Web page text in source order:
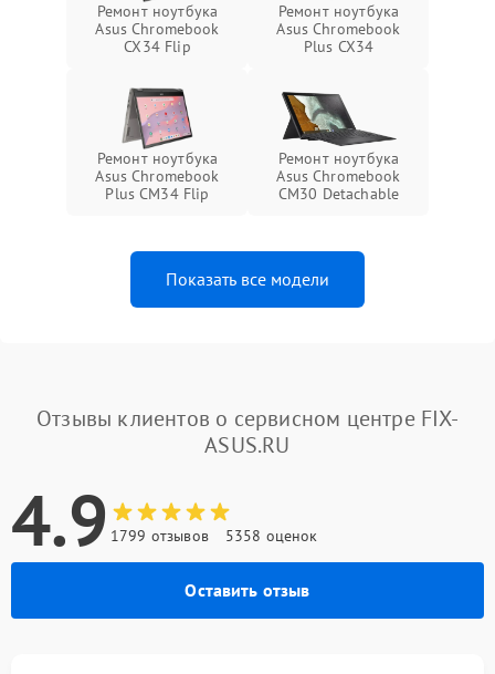
Ремонт ноутбука
Asus Chromebook
CX34 Flip
Ремонт ноутбука
Asus Chromebook
Plus CX34
Ремонт ноутбука
Asus Chromebook
Plus CM34 Flip
Ремонт ноутбука
Asus Chromebook
CM30 Detachable
Показать все модели
Отзывы клиентов о сервисном центре FIX-
ASUS.RU
4.9 1799 отзывов 5358 оценок
Оставить отзыв